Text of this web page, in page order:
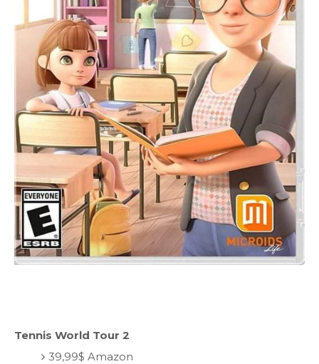
Tennis World Tour 2
39,99$ Amazon